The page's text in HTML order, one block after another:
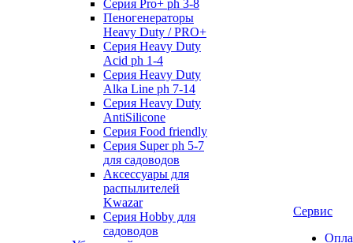
Серия Pro+ ph 3-8
Пеногенераторы
Heavy Duty / PRO+
Серия Heavy Duty
Acid ph 1-4
Серия Heavy Duty
Alka Line ph 7-14
Серия Heavy Duty
AntiSilicone
Серия Food friendly
Серия Super ph 5-7
для садоводов
Аксессуары для
распылителей
Kwazar
Серия Hobby для
садоводов
Сервис